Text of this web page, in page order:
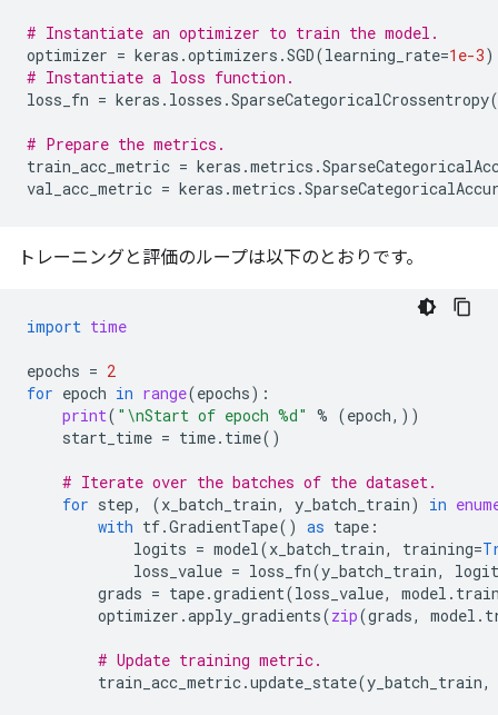
# Instantiate an optimizer to train the model.
optimizer = keras .optimizers .SGD(learning_rate=1e-3)
# Instantiate a loss function.
loss_fn = keras . losses .SparseCategoricalCrossentropy(
# Prepare the metrics.
train_acc_metric = keras .metrics .
val_acc_metric = keras .metrics .
トレーニングと評価のループは以下のとおりです。
import time
epochs = 2
for epoch in range(epochs):
print( " \nStart of epoch %d" % (epoch,))
start_time = time. time()
# Iterate over the batches of the dataset.
for step, (x_batch_train, y_batch_train) in
with tf.GradientTape() as tape :
logits = model(x_batch_train, training=
loss_value = loss_fn(y_batch_train,
grads = tape.gradient(loss_value, model .
optimizer .apply_gradients(zip(grads, model .
# Update training metric.
train_acc_metric.update_state(y_batch_train,